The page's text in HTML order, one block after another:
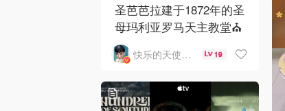
圣芭芭拉建于1872年的圣
母玛利亚罗马天主教堂⛪️
快乐的天使1963 19